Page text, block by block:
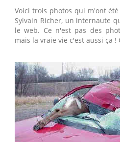
Voici trois photos qui m'ont
Sylvain Richer, un internaute
le web. Ce n'est pas des
mais la vraie vie c'est aussi ça